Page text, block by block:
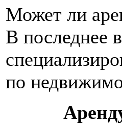
Может ли
В последнее
по